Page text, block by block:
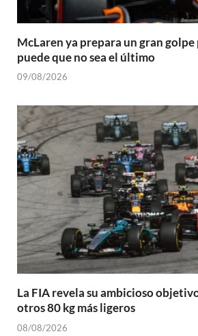
McLaren ya prepara un gran
puede que no sea el último
09/08/2026
La FIA revela su ambicioso
otros 80 kg más ligeros
08/08/2026